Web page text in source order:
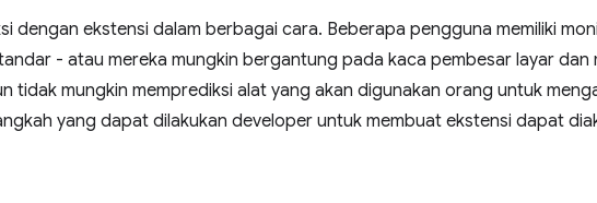
dengan ekstensi dalam berbagai cara. Beberapa pengguna memiliki
- atau mereka mungkin bergantung pada kaca pembesar layar dan
tidak mungkin memprediksi alat yang akan digunakan orang untuk
yang dapat dilakukan developer untuk membuat ekstensi dapat